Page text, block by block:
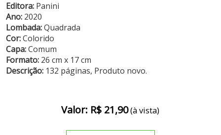
Editora: Panini
Ano: 2020
Lombada:Quadrada
Cor:Colorido
Capa:Comum
Formato: 26 cm x 17 cm
Descrição: 132 páginas, Produto novo.
Valor: R$ 21,90(à vista)